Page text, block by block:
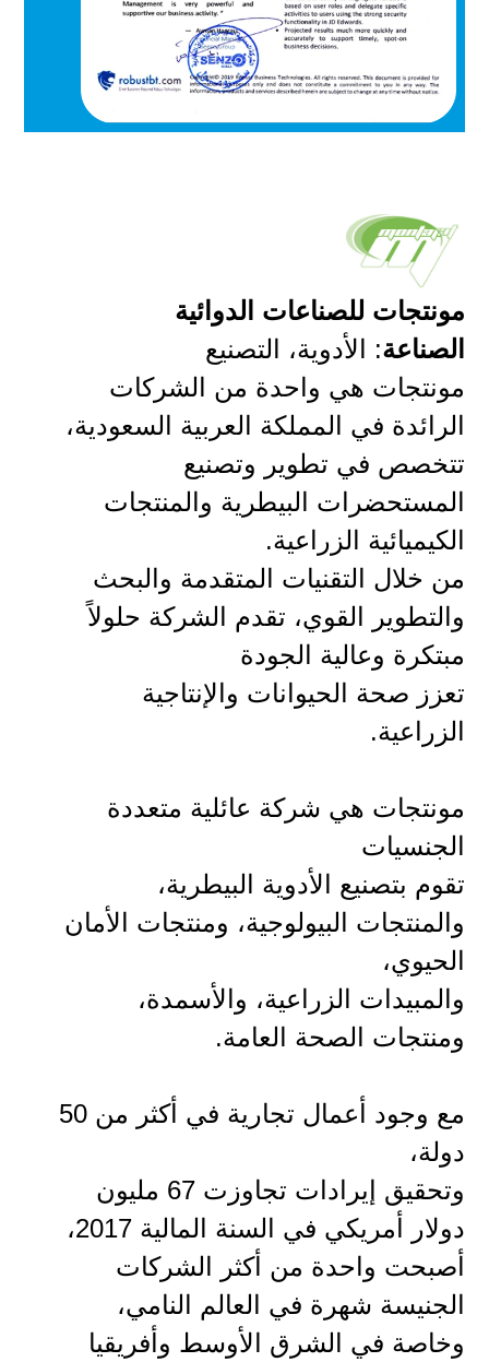
مونتجات للصناعات الدوائية
الصناعة: الأدوية، التصنيع
مونتجات هي واحدة من الشركات
الرائدة في المملكة العربية السعودية،
تتخصص في تطوير وتصنيع
المستحضرات البيطرية والمنتجات
الكيميائية الزراعية.
من خلال التقنيات المتقدمة والبحث
والتطوير القوي، تقدم الشركة حلولاً
مبتكرة وعالية الجودة
تعزز صحة الحيوانات والإنتاجية
الزراعية.
مونتجات هي شركة عائلية متعددة
الجنسيات
تقوم بتصنيع الأدوية البيطرية،
والمنتجات البيولوجية، ومنتجات الأمان
الحيوي،
والمبيدات الزراعية، والأسمدة،
ومنتجات الصحة العامة.
مع وجود أعمال تجارية في أكثر من 50
دولة،
وتحقيق إيرادات تجاوزت 67 مليون
دولار أمريكي في السنة المالية 2017،
أصبحت واحدة من أكثر الشركات
الجنيسة شهرة في العالم النامي،
وخاصة في الشرق الأوسط وأفريقيا